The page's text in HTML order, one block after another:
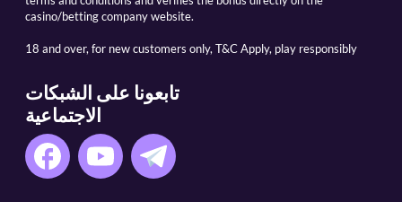
casino/betting company website.
18 and over, for new customers only, T&C Apply, play responsibly
تابعونا على الشبكات
الاجتماعية